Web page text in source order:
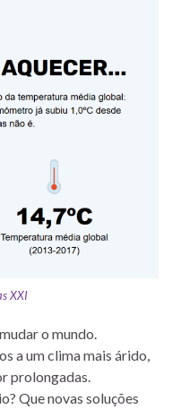
XXI
o mundo.
a um clima mais árido,
prolongadas.
Que novas soluções